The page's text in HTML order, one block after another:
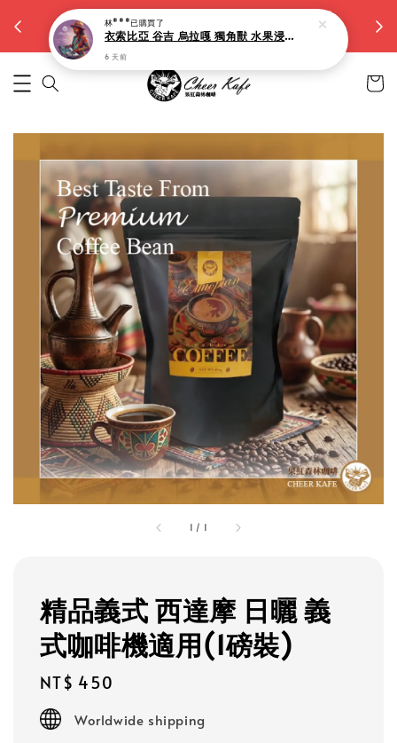
【大容量15g濾掛】滿5件九折。滿10件八折
越買越省
1 / 1
精品義式 西達摩 日曬 義
式咖啡機適用(1磅裝)
Regular
price
NT$ 450
Worldwide shipping
林***已購買了
衣索比亞 谷吉 烏拉嘎 獨角獸 水果浸漬(淺焙)-10入
6 天前